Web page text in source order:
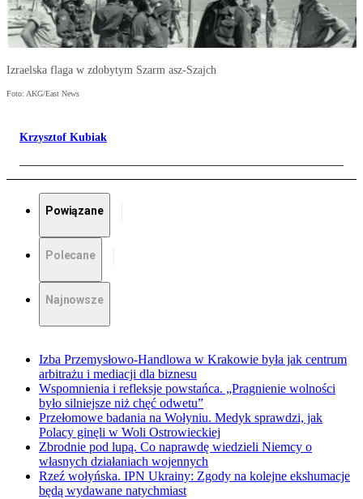
Izraelska flaga w zdobytym Szarm asz-Szajch
Foto: AKG/East News
Krzysztof Kubiak
Powiązane
Polecane
Najnowsze
Izba Przemysłowo-Handlowa w Krakowie była jak centrum
arbitrażu i mediacji dla biznesu
Wspomnienia i refleksje powstańca. „Pragnienie wolności
było silniejsze niż chęć odwetu”
Przełomowe badania na Wołyniu. Medyk sprawdzi, jak
Polacy ginęli w Woli Ostrowieckiej
Zbrodnie pod lupą. Co naprawdę wiedzieli Niemcy o
własnych działaniach wojennych
Rzeź wołyńska. IPN Ukrainy: Zgody na kolejne ekshumacje
będą wydawane natychmiast